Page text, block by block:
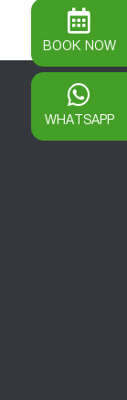
BOOK NOW
WHATSAPP